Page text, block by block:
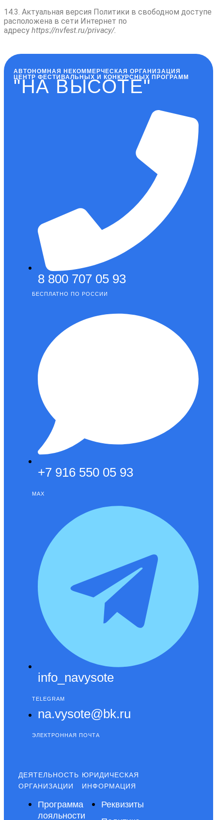
14.3. Актуальная версия Политики в свободном доступе
расположена в сети Интернет по
адресу httpsː//nvfest.ru/privacy/.
АВТОНОМНАЯ НЕКОММЕРЧЕСКАЯ ОРГАНИЗАЦИЯ
ЦЕНТР ФЕСТИВАЛЬНЫХ И КОНКУРСНЫХ ПРОГРАММ
"НА ВЫСОТЕ"
8 800 707 05 93
БЕСПЛАТНО ПО РОССИИ
+7 916 550 05 93
MAX
info_navysote
TELEGRAM
na.vysote@bk.ru
ЭЛЕКТРОННАЯ ПОЧТА
ЮРИДИЧЕСКАЯ
ИНФОРМАЦИЯ
Реквизиты
ДЕЯТЕЛЬНОСТЬ
ОРГАНИЗАЦИИ
Программа
лояльности